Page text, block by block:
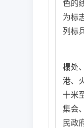
色的
为标
列标
榻处
港、
十米
集会
民政